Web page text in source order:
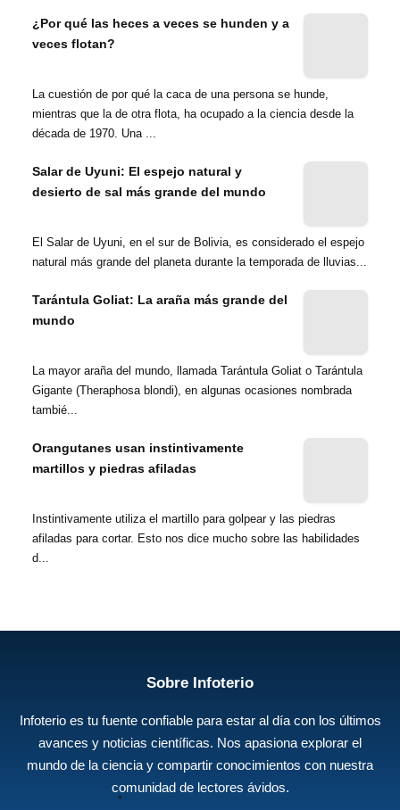
¿Por qué las heces a veces se hunden y a
veces flotan?
La cuestión de por qué la caca de una persona se hunde,
mientras que la de otra flota, ha ocupado a la ciencia desde la
década de 1970. Una ...
Salar de Uyuni: El espejo natural y
desierto de sal más grande del mundo
El Salar de Uyuni, en el sur de Bolivia, es considerado el espejo
natural más grande del planeta durante la temporada de lluvias...
Tarántula Goliat: La araña más grande del
mundo
La mayor araña del mundo, llamada Tarántula Goliat o Tarántula
Gigante (Theraphosa blondi), en algunas ocasiones nombrada
tambié...
Orangutanes usan instintivamente
martillos y piedras afiladas
Instintivamente utiliza el martillo para golpear y las piedras
afiladas para cortar. Esto nos dice mucho sobre las habilidades
d...
Sobre Infoterio
Infoterio es tu fuente confiable para estar al día con los últimos
avances y noticias científicas. Nos apasiona explorar el
mundo de la ciencia y compartir conocimientos con nuestra
comunidad de lectores ávidos.